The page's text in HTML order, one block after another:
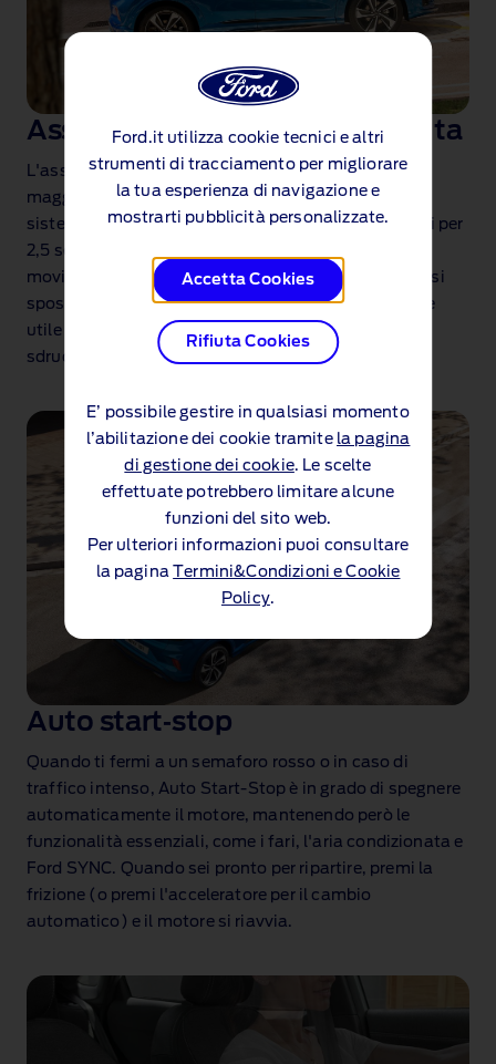
Ford.it utilizza cookie tecnici e altri
strumenti di tracciamento per migliorare
la tua esperienza di navigazione e
mostrarti pubblicità personalizzate.
Accetta Cookies
Rifiuta Cookies
E’ possibile gestire in qualsiasi momento
l’abilitazione dei cookie tramite la pagina
di gestione dei cookie. Le scelte
effettuate potrebbero limitare alcune
funzioni del sito web.
Per ulteriori informazioni puoi consultare
la pagina
Termini&Condizioni e Cookie
Policy.
Assistenza alla partenza in salita
L'assistenza alla partenza in salita garantisce un
maggior controllo quando si parte in pendenza. Il
sistema funziona mantenendo la pressione sui freni per
2,5 secondi in più, per impedire temporaneamente il
movimento all'indietro (o in avanti) mentre il piede si
sposta dal pedale del freno all'acceleratore. È anche
utile in fase di arresto e partenza su superfici
sdrucciolevoli.
Auto start‑stop
Quando ti fermi a un semaforo rosso o in caso di
traffico intenso, Auto Start‑Stop è in grado di spegnere
automaticamente il motore, mantenendo però le
funzionalità essenziali, come i fari, l'aria condizionata e
Ford SYNC. Quando sei pronto per ripartire, premi la
frizione (o premi l'acceleratore per il cambio
automatico) e il motore si riavvia.